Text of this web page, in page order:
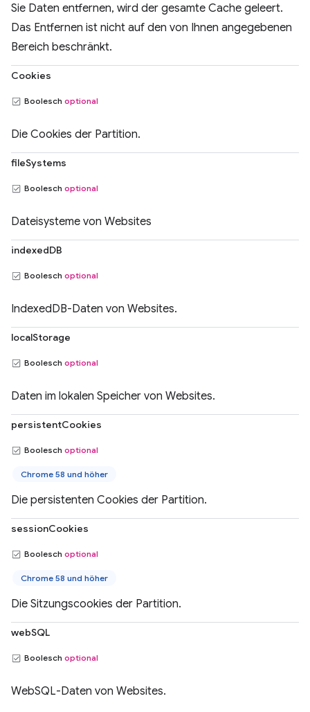
Sie Daten entfernen, wird der gesamte Cache geleert.
Das Entfernen ist nicht auf den von Ihnen angegebenen
Bereich beschränkt.
Cookies
Boolesch optional
Die Cookies der Partition.
fileSystems
Boolesch optional
Dateisysteme von Websites
indexedDB
Boolesch optional
IndexedDB-Daten von Websites.
localStorage
Boolesch optional
Daten im lokalen Speicher von Websites.
persistentCookies
Boolesch optional
Chrome 58 und höher
Die persistenten Cookies der Partition.
sessionCookies
Boolesch optional
Chrome 58 und höher
Die Sitzungscookies der Partition.
webSQL
Boolesch optional
WebSQL-Daten von Websites.